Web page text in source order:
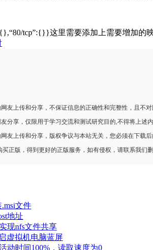
tcp”:{}}这里需要添加上需要增加的
友上传和分享，不保证信息的正确性和完整性，且不
分享，仅限用于学习交流和测试研究目的,不得将上述
友上传和分享，版权争议与本站无关，您必须在下载
正版，得到更好的正版服务，如有侵权，请联系我们
文件
地址
现nfs文件共享
虚拟机电脑蓝屏
动时间100%，读取速度为0